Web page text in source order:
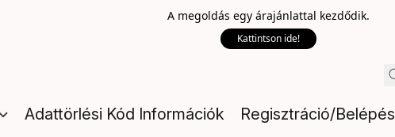
A megoldás egy árajánlattal kezdődik.
Kattintson ide!
Adattörlési Kód Információk Regisztráció/Belépés